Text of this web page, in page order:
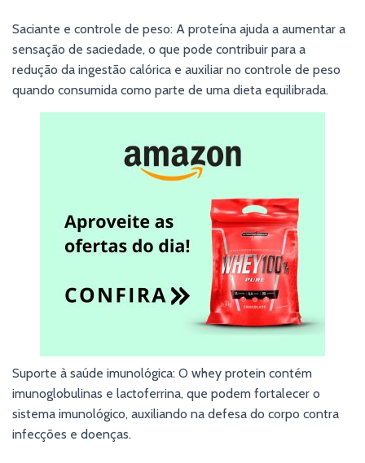
Saciante e controle de peso: A proteína ajuda a aumentar a
sensação de saciedade, o que pode contribuir para a
redução da ingestão calórica e auxiliar no controle de peso
quando consumida como parte de uma dieta equilibrada.
Suporte à saúde imunológica: O whey protein contém
imunoglobulinas e lactoferrina, que podem fortalecer o
sistema imunológico, auxiliando na defesa do corpo contra
infecções e doenças.